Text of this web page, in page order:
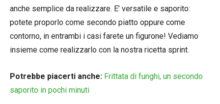
anche semplice da realizzare. E’ versatile e saporito:
potete proporlo come secondo piatto oppure come
contorno, in entrambi i casi farete un figurone! Vediamo
insieme come realizzarlo con la nostra ricetta sprint.
Potrebbe piacerti anche: Frittata di funghi, un secondo
saporito in pochi minuti